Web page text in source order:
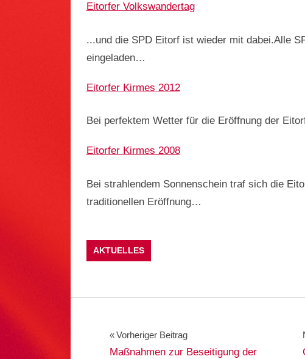
Eitorfer Volkswandertag
...und die SPD Eitorf ist wieder mit dabei.Alle
eingeladen…
Eitorfer Kirmes 2012
Bei perfektem Wetter für die Eröffnung der
Eitorfer Kirmes 2008
Bei strahlendem Sonnenschein traf sich die
traditionellen Eröffnung…
AKTUELLES
Beitragsnavigation
Vorheriger Beitrag
Maßnahmen zur Beseitigung der